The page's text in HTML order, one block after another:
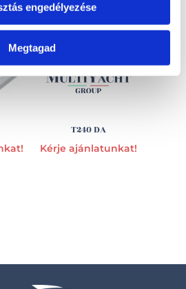
engedélyezése
Megtagad
T240 DA
Kérje ajánlatunkat!